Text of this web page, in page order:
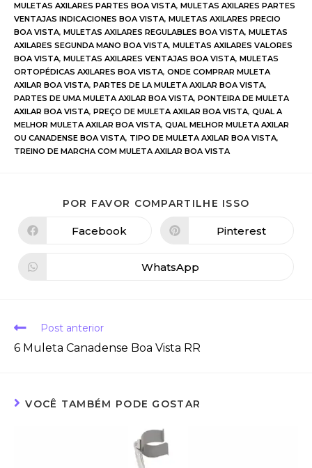
MULETAS AXILARES PARTES BOA VISTA, MULETAS AXILARES PARTES
VENTAJAS INDICACIONES BOA VISTA, MULETAS AXILARES PRECIO
BOA VISTA, MULETAS AXILARES REGULABLES BOA VISTA, MULETAS
AXILARES SEGUNDA MANO BOA VISTA, MULETAS AXILARES VALORES
BOA VISTA, MULETAS AXILARES VENTAJAS BOA VISTA, MULETAS
ORTOPÉDICAS AXILARES BOA VISTA, ONDE COMPRAR MULETA
AXILAR BOA VISTA, PARTES DE LA MULETA AXILAR BOA VISTA,
PARTES DE UMA MULETA AXILAR BOA VISTA, PONTEIRA DE MULETA
AXILAR BOA VISTA, PREÇO DE MULETA AXILAR BOA VISTA, QUAL A
MELHOR MULETA AXILAR BOA VISTA, QUAL MELHOR MULETA AXILAR
OU CANADENSE BOA VISTA, TIPO DE MULETA AXILAR BOA VISTA,
TREINO DE MARCHA COM MULETA AXILAR BOA VISTA
POR FAVOR COMPARTILHE ISSO
Facebook Pinterest
WhatsApp
Post anterior
6 Muleta Canadense Boa Vista RR
VOCÊ TAMBÉM PODE GOSTAR